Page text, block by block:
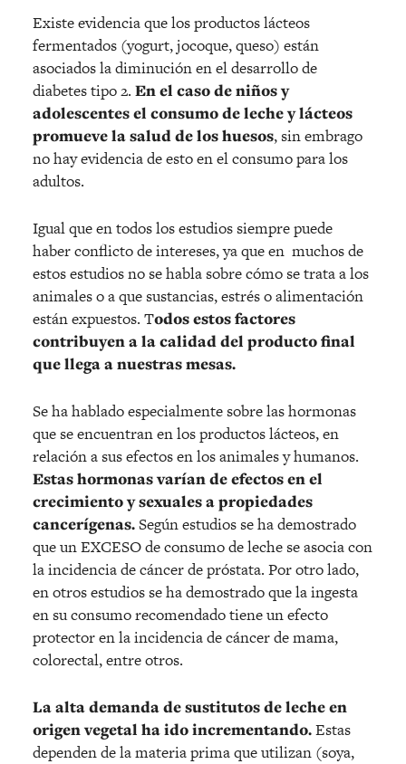
Existe evidencia que los productos lácteos
fermentados (yogurt, jocoque, queso) están
asociados la diminución en el desarrollo de
diabetes tipo 2. En el caso de niños y
adolescentes el consumo de leche y lácteos
promueve la salud de los huesos, sin embrago
no hay evidencia de esto en el consumo para los
adultos.
Igual que en todos los estudios siempre puede
haber conflicto de intereses, ya que en muchos de
estos estudios no se habla sobre cómo se trata a los
animales o a que sustancias, estrés o alimentación
están expuestos. Todos estos factores
contribuyen a la calidad del producto final
que llega a nuestras mesas.
Se ha hablado especialmente sobre las hormonas
que se encuentran en los productos lácteos, en
relación a sus efectos en los animales y humanos.
Estas hormonas varían de efectos en el
crecimiento y sexuales a propiedades
cancerígenas.Según estudios se ha demostrado
que un EXCESO de consumo de leche se asocia con
la incidencia de cáncer de próstata. Por otro lado,
en otros estudios se ha demostrado que la ingesta
en su consumo recomendado tiene un efecto
protector en la incidencia de cáncer de mama,
colorectal, entre otros.
La alta demanda de sustitutos de leche en
origen vegetal ha ido incrementando.Estas
dependen de la materia prima que utilizan (soya,